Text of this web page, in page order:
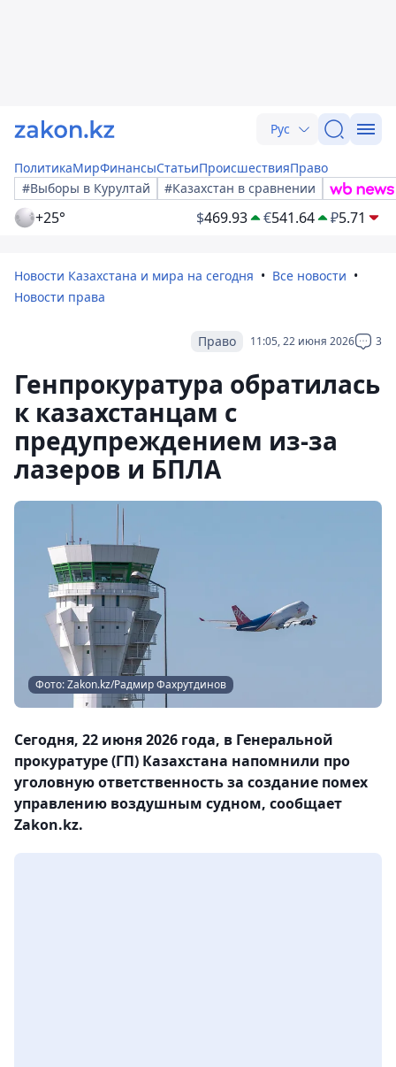
Рус
ПолитикаМирФинансыСтатьиПроисшествияПраво
#Выборы в Курултай
#Казахстан в сравнении
+25° $469.93 €541.64 ₽5.71
Новости Казахстана и мира на сегодня
Все новости
Новости права
11:05, 22 июня 2026 3
Право
Генпрокуратура обратилась
к казахстанцам с
предупреждением из-за
лазеров и БПЛА
Фото: Zakon.kz/Радмир Фахрутдинов
Сегодня, 22 июня 2026 года, в Генеральной
прокуратуре (ГП) Казахстана напомнили про
уголовную ответственность за создание помех
управлению воздушным судном, сообщает
Zakon.kz.